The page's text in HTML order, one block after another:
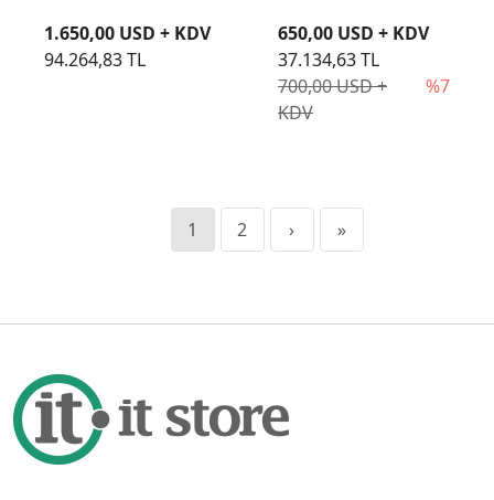
1.650,00 USD + KDV
94.264,83 TL
700,00 USD +
KDV
%7
650,00 USD + KDV
37.134,63 TL
1 2 › »